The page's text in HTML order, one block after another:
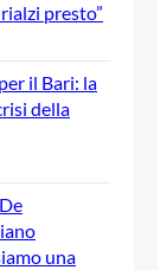
presto”
il Bari: la
della
una